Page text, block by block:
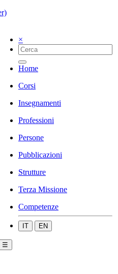
×
Home
Corsi
Insegnamenti
Professioni
Persone
Pubblicazioni
Strutture
Terza Missione
Competenze
IT EN
☰